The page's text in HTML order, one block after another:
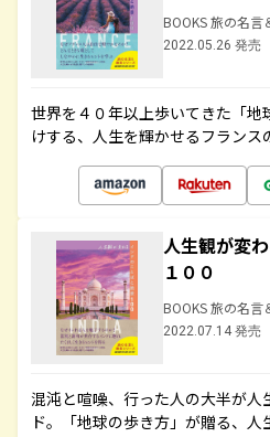
BOOKS 旅の名言
2022.05.26 発売
世界を４０年以上歩いてきた「
けする、人生を輝かせるフラン
人生観が変
１００
BOOKS 旅の名言
2022.07.14 発売
混沌と喧噪、行った人の大半が人
ド。「地球の歩き方」が贈る、